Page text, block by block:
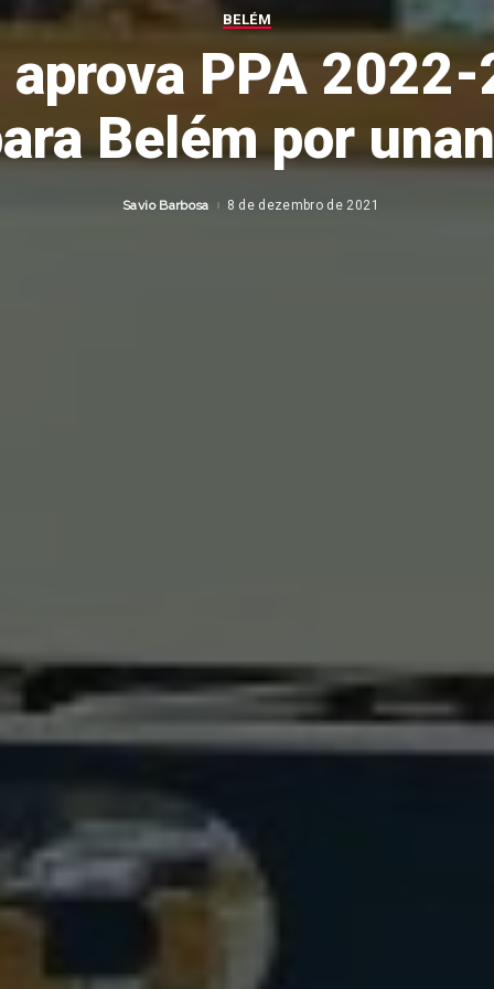
BELÉM
aprova PPA
Belém por
Posted
Savio Barbosa 8 de dezembro de 2021